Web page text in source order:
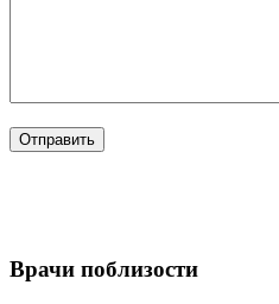
Врачи поблизости